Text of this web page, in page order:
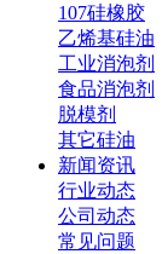
107硅橡胶
乙烯基硅油
工业消泡剂
食品消泡剂
脱模剂
其它硅油
新闻资讯
行业动态
公司动态
常见问题